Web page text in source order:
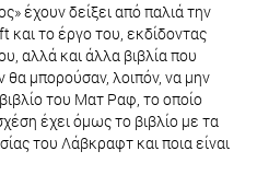
έχουν δείξει από παλιά την
και το έργο του, εκδίδοντας
αλλά και άλλα βιβλία που
θα μπορούσαν, λοιπόν, να μην
του Ματ Ραφ, το οποίο
έχει όμως το βιβλίο με τα
του Λάβκραφτ και ποια είναι